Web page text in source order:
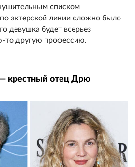
списком
актерской линии сложно было
девушка будет всерьез
то другую профессию.
крестный отец Дрю